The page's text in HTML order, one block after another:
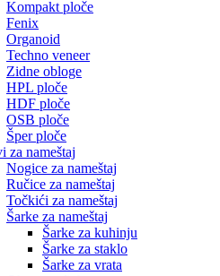
Kompakt ploče
Fenix
Organoid
Techno veneer
Zidne obloge
HPL ploče
HDF ploče
OSB ploče
Šper ploče
za nameštaj
Nogice za nameštaj
Ručice za nameštaj
Točkići za nameštaj
Šarke za nameštaj
Šarke za kuhinju
Šarke za staklo
Šarke za vrata